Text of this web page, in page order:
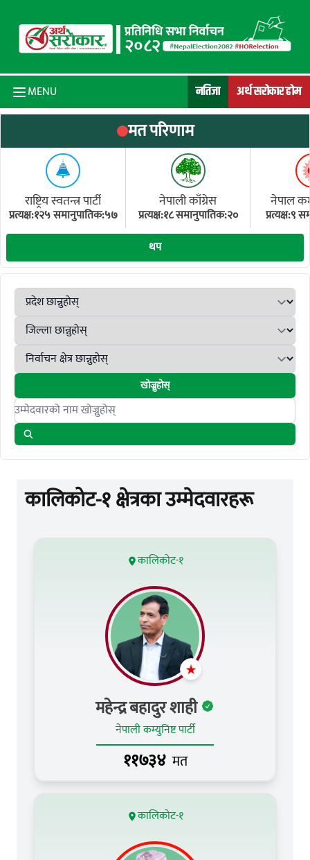
MENU नतिजा अर्थ सरोकार होम
मत परिणाम
राष्ट्रिय स्वतन्त्र पार्टी
प्रत्यक्ष:१२५ समानुपातिक:५७
नेपाली काँग्रेस
प्रत्यक्ष:१८ समानुपातिक:२०
नेपाल
प्रत्यक्ष:९
थप
खोज्नुहोस्
Search candidates
कालिकोट-१ क्षेत्रका उम्मेदवारहरू
कालिकोट-१
महेन्द्र बहादुर शाही
नेपाली कम्युनिष्ट पार्टी
११७३४ मत
कालिकोट-१